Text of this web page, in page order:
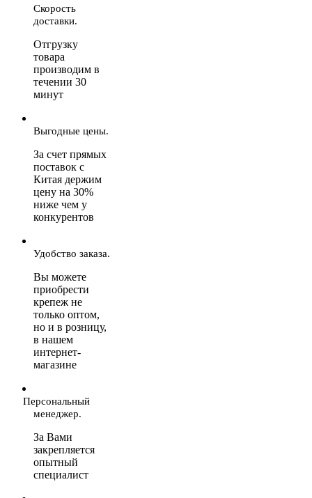
Скорость
доставки.
Отгрузку
товара
производим в
течении 30
минут
Выгодные цены.
За счет прямых
поставок с
Китая держим
цену на 30%
ниже чем у
конкурентов
Удобство заказа.
Вы можете
приобрести
крепеж не
только оптом,
но и в розницу,
в нашем
интернет-
магазине
Персональный
менеджер.
За Вами
закрепляется
опытный
специалист